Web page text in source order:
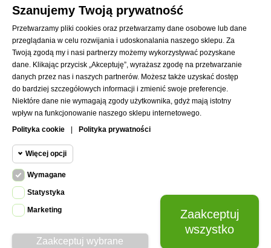
Informacje
Twoje konto 
Informacje o sklepie
Szanujemy Twoją prywatność
Przetwarzamy pliki cookies oraz przetwarzamy dane osobowe lub dane
przeglądania w celu rozwijania i udoskonalania naszego sklepu. Za
Twoją zgodą my i nasi partnerzy możemy wykorzystywać pozyskane
dane. Klikając przycisk „Akceptuję”, wyrażasz zgodę na przetwarzanie
danych przez nas i naszych partnerów. Możesz także uzyskać dostęp
do bardziej szczegółowych informacji i zmienić swoje preferencje.
Niektóre dane nie wymagają zgody użytkownika, gdyż mają istotny
wpływ na funkcjonowanie naszego sklepu internetowego.
Polityka cookie
Polityka prywatności
Więcej opcji
Wymagane
Wymagane pliki cookie oraz cookie
HttpOnly. Pliki cookie wymagane do
przeglądania witryny i korzystania z jej
Cookie
Wymagane
Statystyka
Marketing
Zaakceptuj wybrane
Zaakceptuj
wszystko
© 2021SKLEP AbrysAll Rights Reserved